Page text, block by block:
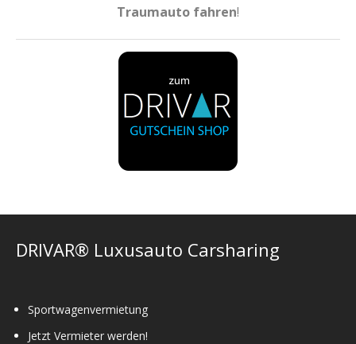
Traumauto fahren!
DRIVAR® Luxusauto Carsharing
Sportwagenvermietung
Jetzt Vermieter werden!